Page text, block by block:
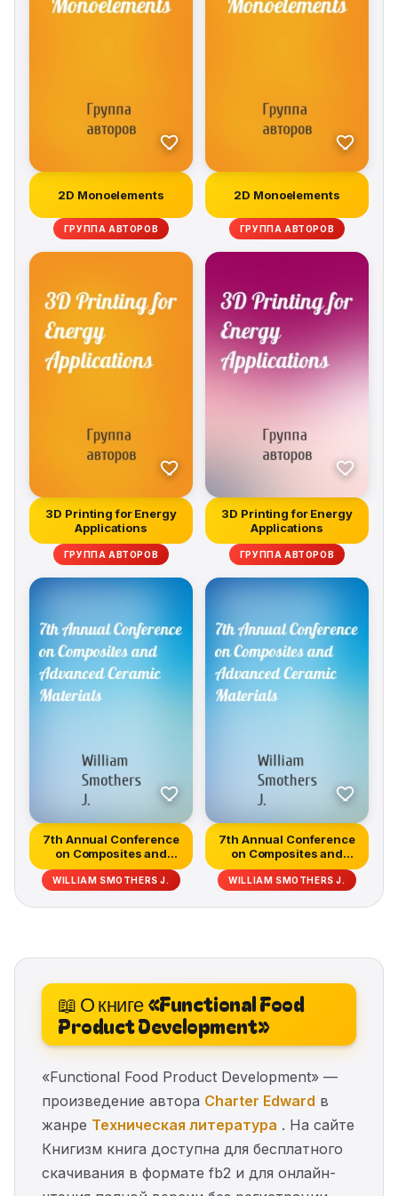
relevance to functional foods are also addressed, such
and prebiotics as well as functional ingredients from
plant and dairy sources Specific examples of taking
products to market are provided in the form of case
studies e.g. microalgae functional ingredients Part of
the Functional Food Science and Technology book
series (Series Editor: Fereidoon Shahidi)
2D Monoelements
ГРУППА АВТОРОВ
2D Monoelements
ГРУППА АВТОРОВ
3D Printing for Energy
Applications
ГРУППА АВТОРОВ
3D Printing for Energy
Applications
ГРУППА АВТОРОВ
7th Annual Conference
on Composites and
Advanced C...
WILLIAM SMOTHERS J.
7th Annual Conference
on Composites and
Advanced C...
WILLIAM SMOTHERS J.
📖 О книге «Functional Food
Product Development»
«Functional Food Product Development» —
произведение автора Charter Edward в
жанре Техническая литература . На сайте
Книгизм книга доступна для бесплатного
скачивания в формате fb2 и для онлайн-